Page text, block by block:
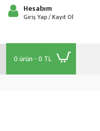
Hesabım
Giriş Yap / Kayıt Ol
0 ürün - 0 TL